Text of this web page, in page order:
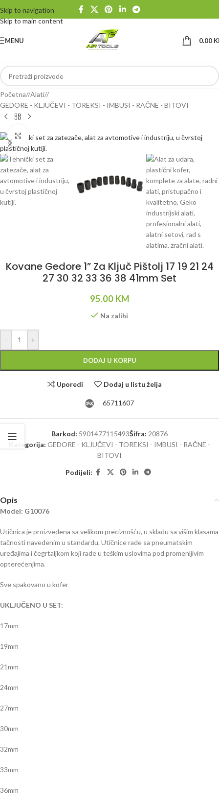
Skip to navigation
Skip to main content
MENU 0.00
Početna/ Alati/
GEDORE - KLJUČEVI - TOREKSI - IMBUSI - RAČNE - BITOVI
Klikni da uvećaš
Kovane Gedore 1” Za Ključ Pištolj 17 19 21 24
27 30 32 33 36 38 41mm Set
95.00 KM
Na zalihi
- +
DODAJ U KORPU
Uporedi Dodaj u listu želja
65711607
Barkod: 5901477115493Šifra: 20876
Kategorija: GEDORE - KLJUČEVI - TOREKSI - IMBUSI - RAČNE -
BITOVI
Podijeli:
Opis
Model: G10076
Utičnica je proizvedena sa velikom preciznošću, u skladu sa višim klasama
tačnosti navedenim u standardu. Utičnice rade sa pneumatskim
uređajima i čegrtaljkom koji rade u teškim uslovima pod promenljivim
opterećenjima.
Sve spakovano u kofer
UKLJUČENO U SET:
17mm
19mm
21mm
24mm
27mm
30mm
32mm
33mm
36mm